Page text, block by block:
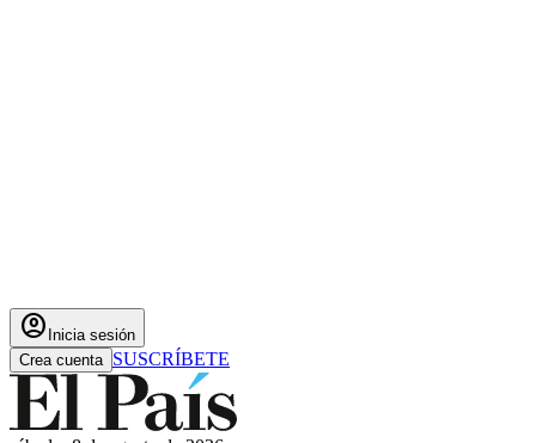
account_circle Inicia sesión
Crea cuenta SUSCRÍBETE